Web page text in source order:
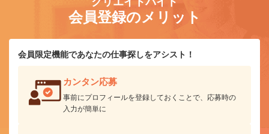
会員登録のメリット
会員限定機能であなたの仕事探しをアシスト！
カンタン応募
事前にプロフィールを登録しておくことで、応募時の
入力が簡単に